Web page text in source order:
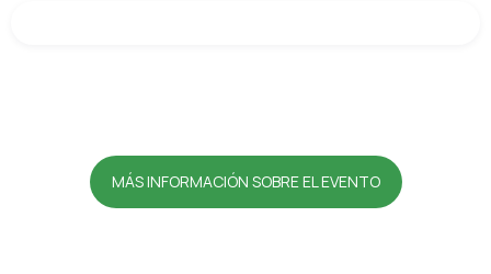
MÁS INFORMACIÓN SOBRE EL EVENTO